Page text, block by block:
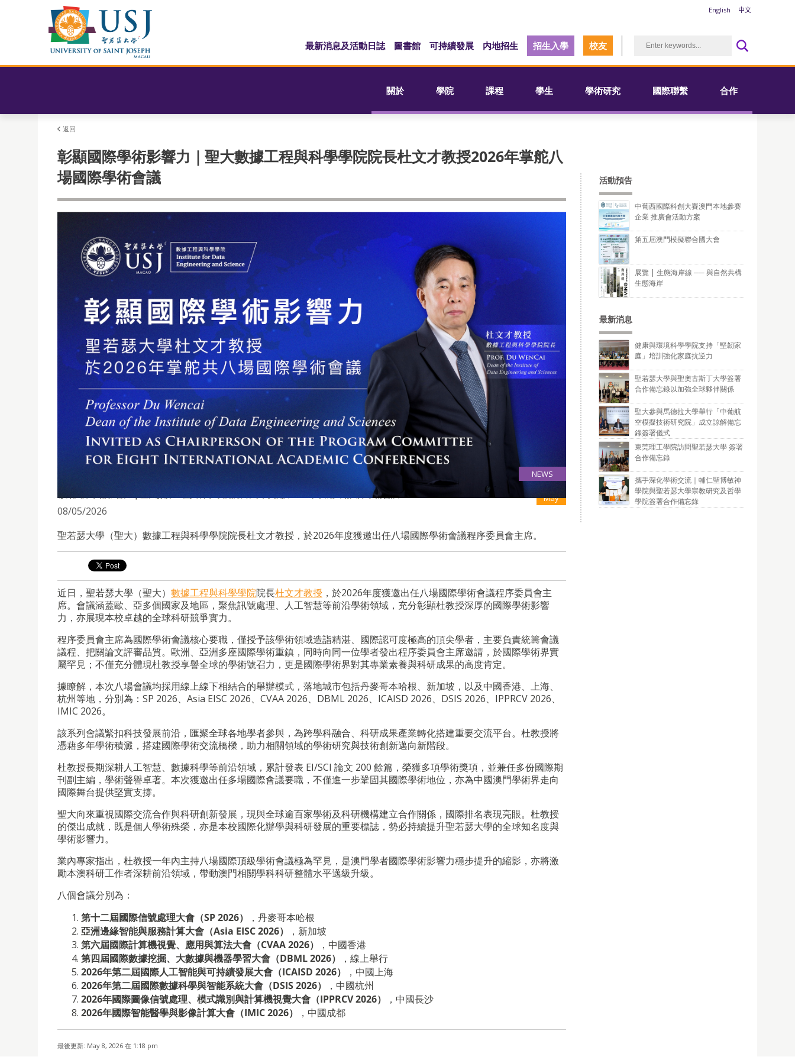
English 中文
最新消息及活動日誌 圖書館 可持續發展 内地招生 招生入學 校友
關於 學院 課程 學生 學術研究 國際聯繫 合作
返回
彰顯國際學術影響力｜聖大數據工程與科學學院院長杜文才教授2026年掌舵八
場國際學術會議
NEWS
彰顯國際學術影響力｜聖大數據工程與科學學院院長杜文才教授2026年掌舵八場國際學術會議 08
May
08/05/2026
聖若瑟大學（聖大）數據工程與科學學院院長杜文才教授，於2026年度獲邀出任八場國際學術會議程序委員會主席。
近日，聖若瑟大學（聖大） 數據工程與科學學院院長杜文才教授 ，於2026年度獲邀出任八場國際學術會議程序委員會主
席。會議涵蓋歐、亞多個國家及地區，聚焦訊號處理、人工智慧等前沿學術領域，充分彰顯杜教授深厚的國際學術影響
力，亦展現本校卓越的全球科研競爭實力。
程序委員會主席為國際學術會議核心要職，僅授予該學術領域造詣精湛、國際認可度極高的頂尖學者，主要負責統籌會議
議程、把關論文評審品質。歐洲、亞洲多座國際學術重鎮，同時向同一位學者發出程序委員會主席邀請，於國際學術界實
屬罕見；不僅充分體現杜教授享譽全球的學術號召力，更是國際學術界對其專業素養與科研成果的高度肯定。
據瞭解，本次八場會議均採用線上線下相結合的舉辦模式，落地城市包括丹麥哥本哈根、新加坡，以及中國香港、上海、
杭州等地，分別為：SP 2026、Asia EISC 2026、CVAA 2026、DBML 2026、ICAISD 2026、DSIS 2026、IPPRCV 2026、
IMIC 2026。
該系列會議緊扣科技發展前沿，匯聚全球各地學者參與，為跨學科融合、科研成果產業轉化搭建重要交流平台。杜教授將
憑藉多年學術積澱，搭建國際學術交流橋樑，助力相關領域的學術研究與技術創新邁向新階段。
杜教授長期深耕人工智慧、數據科學等前沿領域，累計發表 EI/SCI 論文 200 餘篇，榮獲多項學術獎項，並兼任多份國際期
刊副主編，學術聲譽卓著。本次獲邀出任多場國際會議要職，不僅進一步鞏固其國際學術地位，亦為中國澳門學術界走向
國際舞台提供堅實支撐。
聖大向來重視國際交流合作與科研創新發展，現與全球逾百家學術及科研機構建立合作關係，國際排名表現亮眼。杜教授
的傑出成就，既是個人學術殊榮，亦是本校國際化辦學與科研發展的重要標誌，勢必持續提升聖若瑟大學的全球知名度與
學術影響力。
業內專家指出，杜教授一年內主持八場國際頂級學術會議極為罕見，是澳門學者國際學術影響力穩步提升的縮影，亦將激
勵本澳科研工作者深耕前沿領域，帶動澳門相關學科科研整體水平邁級升級。
八個會議分別為：
第十二屆國際信號處理大會（SP 2026）
，丹麥哥本哈根
亞洲邊緣智能與服務計算大會（Asia EISC 2026）
，新加坡
第六屆國際計算機視覺、應用與算法大會（CVAA 2026）
，中國香港
第四屆國際數據挖掘、大數據與機器學習大會（DBML 2026）
，線上舉行
2026年第二屆國際人工智能與可持續發展大會（ICAISD 2026）
，中國上海
2026年第二屆國際數據科學與智能系統大會（DSIS 2026）
，中國杭州
2026年國際圖像信號處理、模式識別與計算機視覺大會（IPPRCV 2026）
，中國長沙
2026年國際智能醫學與影像計算大會（IMIC 2026）
，中國成都
最後更新: May 8, 2026 在 1:18 pm
活動預告
中葡西國際科創大賽澳門本地參賽
企業 推廣會活動方案
第五屆澳門模擬聯合國大會
展覽 | 生態海岸線 ── 與自然共構
生態海岸
最新消息
健康與環境科學學院支持「堅韌家
庭」培訓強化家庭抗逆力
聖若瑟大學與聖奧古斯丁大學簽署
合作備忘錄以加強全球夥伴關係
聖大參與馬德拉大學舉行「中葡航
空模擬技術研究院」成立諒解備忘
錄簽署儀式
東莞理工學院訪問聖若瑟大學 簽署
合作備忘錄
攜手深化學術交流｜輔仁聖博敏神
學院與聖若瑟大學宗教研究及哲學
學院簽署合作備忘錄